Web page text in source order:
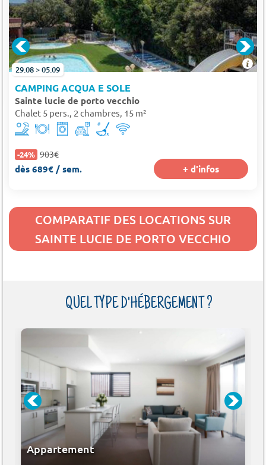
29.08 > 05.09
CAMPING ACQUA E SOLE
Sainte lucie de porto vecchio
Chalet 5 pers., 2 chambres, 15 m²
-24% 903€
dès 689€ / sem. + d'infos
COMPARATIF DES LOCATIONS SUR
SAINTE LUCIE DE PORTO VECCHIO
QUEL TYPE D'HÉBERGEMENT ?
Appartement